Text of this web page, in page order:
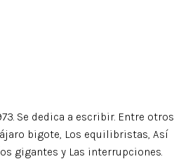
Se dedica a escribir. Entre otros
bigote, Los equilibristas, Así
gigantes y Las interrupciones.